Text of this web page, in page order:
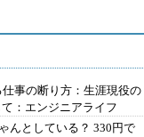
事の断り方：生涯現役の
：エンジニアライフ
んとしている？ 330円で